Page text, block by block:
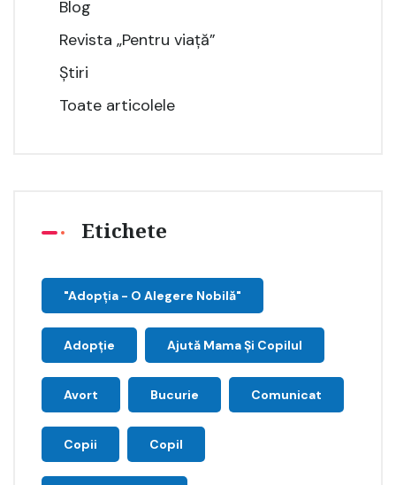
Blog
Revista „Pentru viață”
Știri
Toate articolele
Etichete
"Adopţia - O Alegere Nobilă"
Adopție Ajută Mama Și Copilul
Avort Bucurie Comunicat
Copii Copil